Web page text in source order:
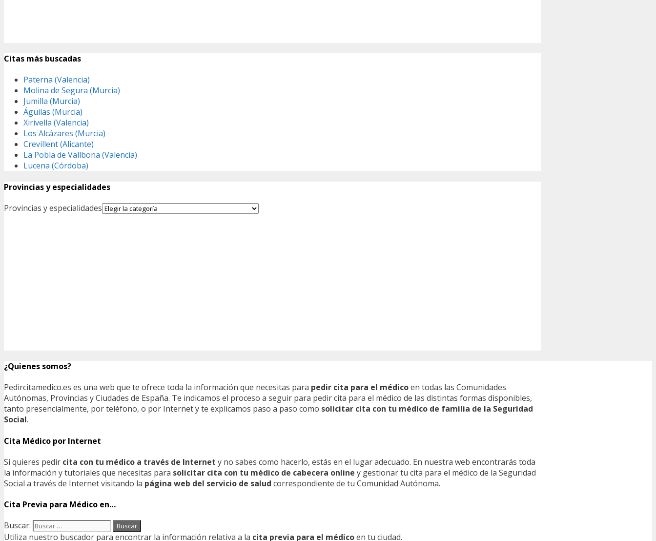
Citas más buscadas
Paterna (Valencia)
Molina de Segura (Murcia)
Jumilla (Murcia)
Águilas (Murcia)
Xirivella (Valencia)
Los Alcázares (Murcia)
Crevillent (Alicante)
La Pobla de Vallbona (Valencia)
Lucena (Córdoba)
Provincias y especialidades
Provincias y especialidades
¿Quienes somos?
Pedircitamedico.es es una web que te ofrece toda la información que necesitas para pedir cita para el médicoen todas las Comunidades
Autónomas, Provincias y Ciudades de España. Te indicamos el proceso a seguir para pedir cita para el médico de las distintas formas disponibles,
tanto presencialmente, por teléfono, o por Internet y te explicamos paso a paso como solicitar cita con tu médico de familia de la Seguridad
Social.
Cita Médico por Internet
Si quieres pedir cita con tu médico a través de Internet y no sabes como hacerlo, estás en el lugar adecuado. En nuestra web encontrarás toda
la información y tutoriales que necesitas para solicitar cita con tu médico de cabecera online y gestionar tu cita para el médico de la Seguridad
Social a través de Internet visitando la página web del servicio de salud correspondiente de tu Comunidad Autónoma.
Cita Previa para Médico en…
Buscar:
Utiliza nuestro buscador para encontrar la información relativa a la cita previa para el médicoen tu ciudad.